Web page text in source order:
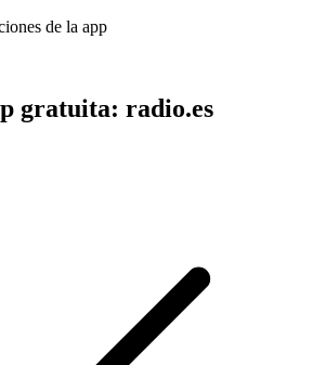
de la app
gratuita: radio.es